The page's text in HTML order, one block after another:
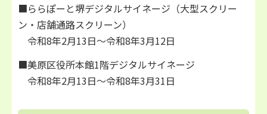
■ららぽーと堺デジタルサイネージ（大型スクリー
ン・店舗通路スクリーン）
令和8年2月13日～令和8年3月12日
■美原区役所本館1階デジタルサイネージ
令和8年2月13日～令和8年3月31日